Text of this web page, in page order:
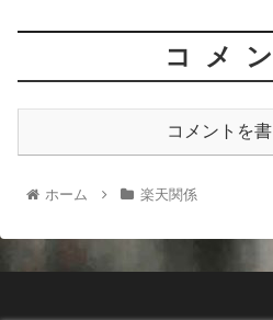
コメ
コメントを
ホーム 楽天関係